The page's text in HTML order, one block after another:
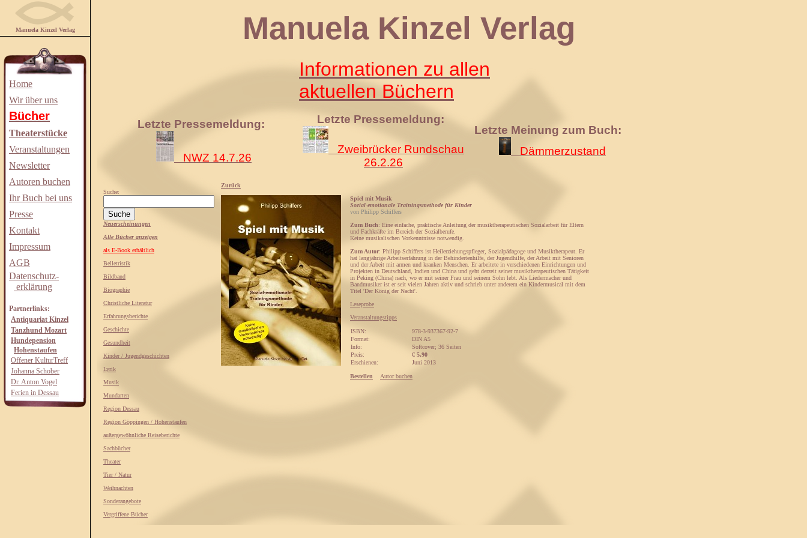
Manuela Kinzel Verlag
Home
Wir über uns
Bücher
Theaterstücke
Veranstaltungen
Newsletter
Autoren buchen
Ihr Buch bei uns
Presse
Kontakt
Impressum
AGB
Datenschutz-
erklärung
Partnerlinks:
Antiquariat Kinzel
Tanzhund Mozart
Hundepension
Hohenstaufen
Offener KulturTreff
Johanna Schober
Dr. Anton Vogel
Ferien in Dessau
Manuela Kinzel Verlag
Informationen zu allen
aktuellen Büchern
Letzte Pressemeldung:
NWZ 14.7.26
Letzte Pressemeldung:
Zweibrücker Rundschau
26.2.26
Letzte Meinung zum Buch:
Dämmerzustand
Suche:
Neuerscheinungen
Alle Bücher anzeigen
als E-Book erhältlich
Belletristik
Bildband
Biographie
Christliche Literatur
Erfahrungsberichte
Geschichte
Gesundheit
Kinder / Jugendgeschichten
Lyrik
Musik
Mundarten
Region Dessau
Region Göppingen / Hohenstaufen
außergewöhnliche Reiseberichte
Sachbücher
Theater
Tier / Natur
Weihnachten
Sonderangebote
Vergriffene Bücher
Zurück
Spiel mit Musik
Sozial-emotionale Trainingsmethode für Kinder
von Philipp Schiffers
Zum Buch: Eine einfache, praktische Anleitung der musiktherapeutischen Sozialarbeit für Eltern
und Fachkräfte im Bereich der Sozialberufe.
Keine musikalischen Vorkenntnisse notwendig.
Zum Autor: Philipp Schiffers ist Heilerziehungspfleger, Sozialpädagoge und Musiktherapeut. Er
hat langjährige Arbeitserfahrung in der Behindertenhilfe, der Jugendhilfe, der Arbeit mit Senioren
und der Arbeit mit armen und kranken Menschen. Er arbeitete in verschiedenen Einrichtungen und
Projekten in Deutschland, Indien und China und geht derzeit seiner musiktherapeutischen Tätigkeit
in Peking (China) nach, wo er mit seiner Frau und seinem Sohn lebt. Als Liedermacher und
Bandmusiker ist er seit vielen Jahren aktiv und schrieb unter anderem ein Kindermusical mit dem
Titel 'Der König der Nacht'.
Leseprobe
Veranstaltungstipps
ISBN:
978-3-937367-92-7
Format:
DIN A5
Info:
Softcover; 36 Seiten
Preis:
€ 5,90
Erschienen:
Juni 2013
Bestellen Autor buchen